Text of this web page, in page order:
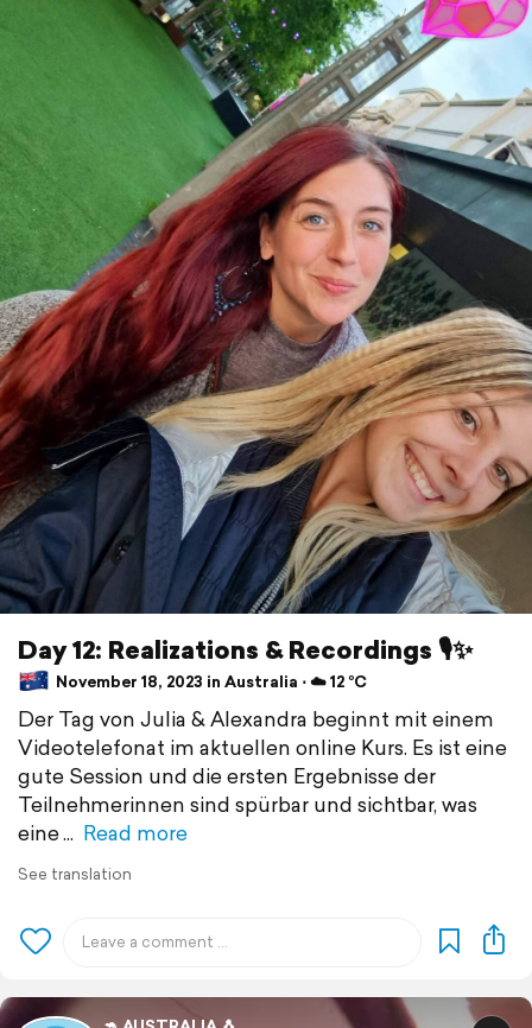
Day 12: Realizations & Recordings 🎙️✨
November 18, 2023 in Australia ⋅ ☁️ 12 °C
Der Tag von Julia & Alexandra beginnt mit einem
Videotelefonat im aktuellen online Kurs. Es ist eine
gute Session und die ersten Ergebnisse der
Teilnehmerinnen sind spürbar und sichtbar, was
eine
Read more
See translation